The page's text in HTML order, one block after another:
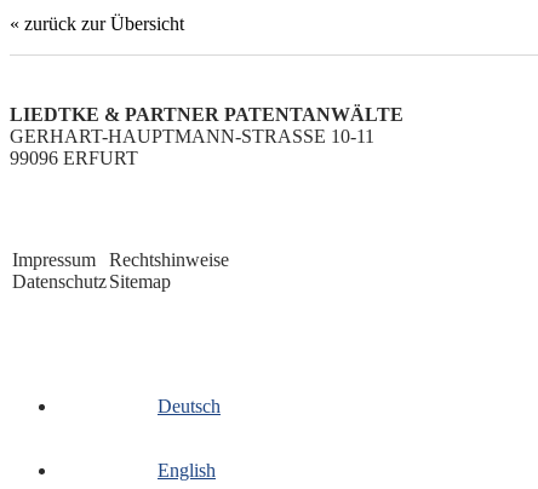
« zurück zur Übersicht
LIEDTKE & PARTNER PATENTANWÄLTE
GERHART-HAUPTMANN-STRASSE 10-11
99096 ERFURT
Impressum
Datenschutz
Rechtshinweise
Sitemap
Deutsch
English